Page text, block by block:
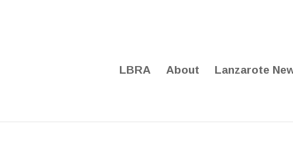
LBRA About Lanzarote